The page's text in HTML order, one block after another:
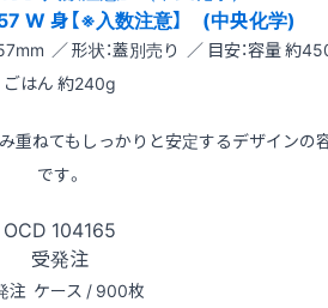
W 身【※入数注意】 (中央化学)
／ 形状：蓋別売り ／ 目安：容量 約
ごはん 約240g
重ねてもしっかりと安定するデザインの
です。
OCD 104165
受発注
注 ケース / 900枚